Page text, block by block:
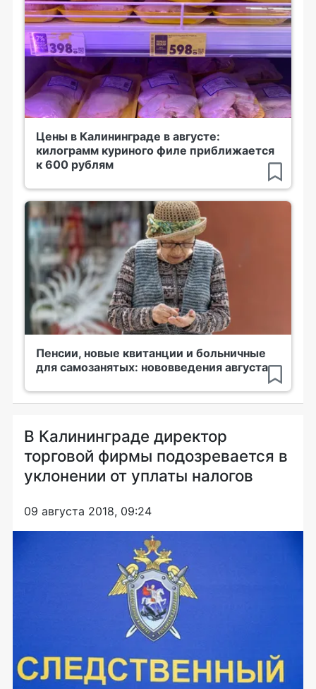
Цены в Калининграде в августе:
килограмм куриного филе приближается
к 600 рублям
Пенсии, новые квитанции и больничные
для самозанятых: нововведения августа
В Калининграде директор
торговой фирмы подозревается в
уклонении от уплаты налогов
09 августа 2018, 09:24